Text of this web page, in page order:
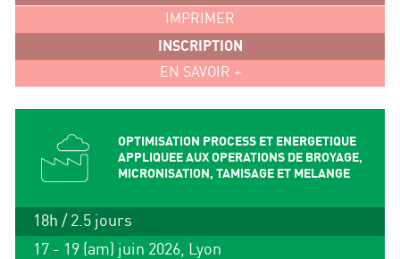
IMPRIMER
INSCRIPTION
EN SAVOIR +
OPTIMISATION PROCESS ET ENERGETIQUE
APPLIQUEE AUX OPERATIONS DE BROYAGE,
MICRONISATION, TAMISAGE ET MELANGE
18h / 2.5 jours
17 - 19 (am) juin 2026, Lyon